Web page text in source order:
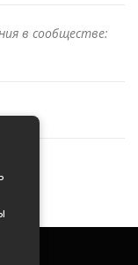
в сообществе: